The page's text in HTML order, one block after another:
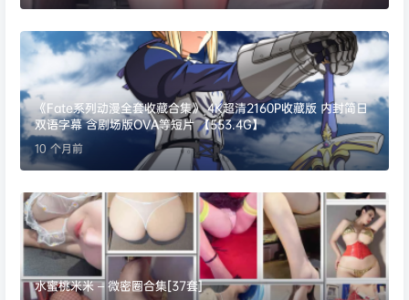
《Fate系列动漫全套收藏合集》 4K超清2160P收藏版 内封简日
双语字幕 含剧场版OVA等短片 【553.4G】
10 个月前
水蜜桃米米 – 微密圈合集[37套]